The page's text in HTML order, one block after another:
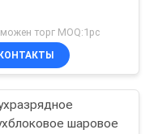
торг MOQ:1pc
шаровое